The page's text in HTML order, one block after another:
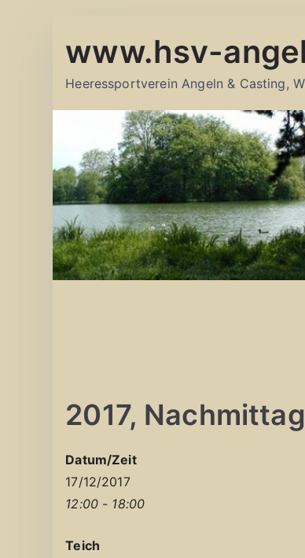
Inhalt
www.hsv-
Heeressportverein Angeln & Casting,
2017,
Datum/Zeit
17/12/2017
12:00 - 18:00
Teich